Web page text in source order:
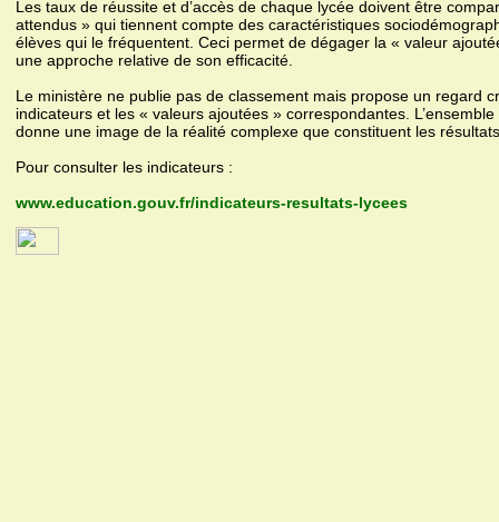
Les taux de réussite et d’accès de chaque lycée doivent être
attendus » qui tiennent compte des caractéristiques
élèves qui le fréquentent. Ceci permet de dégager la « valeur
une approche relative de son efficacité.
Le ministère ne publie pas de classement mais propose un regard
indicateurs et les « valeurs ajoutées » correspondantes.
donne une image de la réalité complexe que constituent les
Pour consulter les indicateurs :
www.education.gouv.fr/indicateurs-resultats-lycees